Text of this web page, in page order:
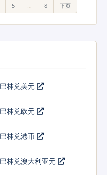
5 8 下页
巴林兑美元
巴林兑欧元
巴林兑港币
巴林兑澳大利亚元